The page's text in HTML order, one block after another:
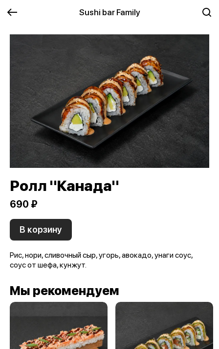
Sushi bar Family
Ролл "Канада"
690 ₽
В корзину
Рис, нори, сливочный сыр, угорь, авокадо, унаги соус,
соус от шефа, кунжут.
Мы рекомендуем